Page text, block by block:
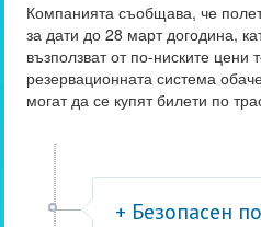
Компанията съобщава, че
за дати до 28 март догодина,
възползват от по-ниските цени
резервационната система
могат да се купят билети по
+ Безопасен